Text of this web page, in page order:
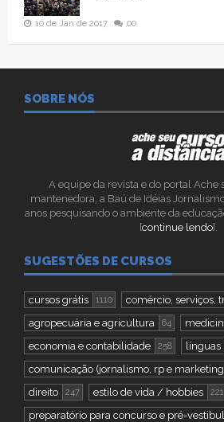
10 de Jan de 2017 00
SOBRE NÓS
A equipe da revista e do portal Ache
mantenedora, a Baú de Idéias
anos pesquisando o ambiente da
[continue lendo].
SUGESTÕES DE CURSOS
cursos grátis 1110 comércio, serviços,
agropecuária e agricultura 64
economia e contabilidade 258 línguas
comunicação (jornalismo, rp e
direito
247 estilo de vida / hobbies 221
preparatório para concurso e pré-